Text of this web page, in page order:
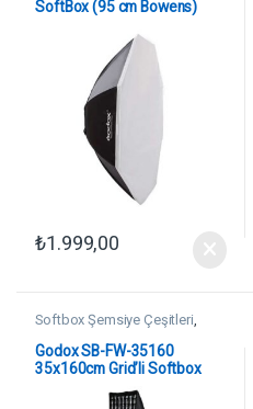
SoftBox (95 cm Bowens)
₺1.999,00
Softbox Şemsiye Çeşitleri
SoftBoxlar
Godox SB-FW-35160
35x160cm Grid’li Softbox